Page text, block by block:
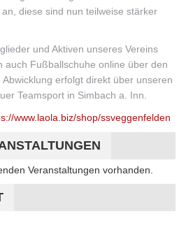
diese sind nun teilweise stärker
und Aktiven unseres Vereins
auch Fußballschuhe online über den
erfolgt direkt über unseren
Teamsport in Simbach a. Inn.
www.laola.biz/shop/ssveggenfelden
Hinweis
Veranstaltungen vorhanden.